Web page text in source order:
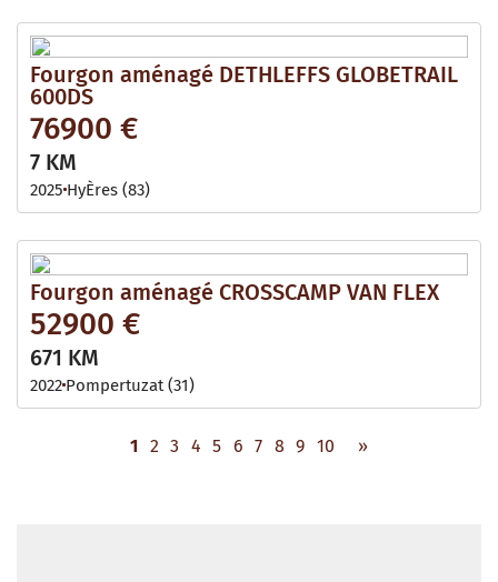
Fourgon aménagé DETHLEFFS GLOBETRAIL
600DS
76900 €
7 KM
2025 HyÈres (83)
Fourgon aménagé CROSSCAMP VAN FLEX
52900 €
671 KM
2022 Pompertuzat (31)
1 2 3 4 5 6 7 8 9 10 »